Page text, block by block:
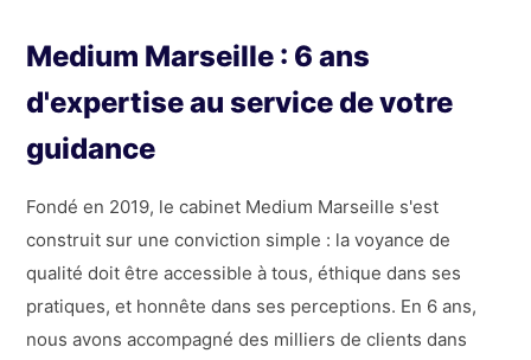
Medium Marseille : 6 ans
d'expertise au service de votre
guidance
Fondé en 2019, le cabinet Medium Marseille s'est
construit sur une conviction simple : la voyance de
qualité doit être accessible à tous, éthique dans ses
pratiques, et honnête dans ses perceptions. En 6 ans,
nous avons accompagné des milliers de clients dans